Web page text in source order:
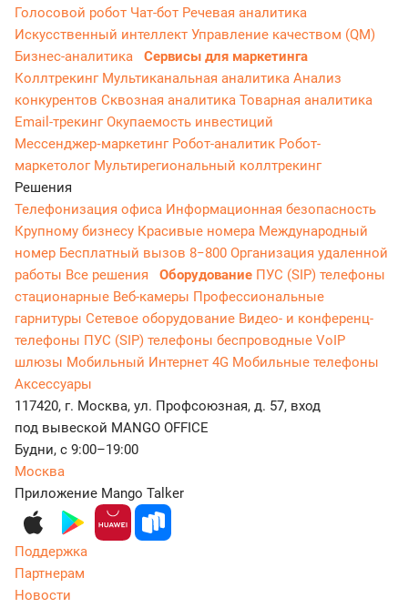
Голосовой робот Чат-бот Речевая аналитика
Искусственный интеллект Управление качеством (QM)
Бизнес-аналитика
Сервисы для маркетинга
Коллтрекинг Мультиканальная аналитика Анализ
конкурентов Сквозная аналитика Товарная аналитика
Email-трекингОкупаемость инвестиций
Мессенджер‑маркетинг Робот-аналитик Робот-
маркетолог Мультирегиональный коллтрекинг
Решения
Телефонизация офиса Информационная безопасность
Крупному бизнесу Красивые номера Международный
номер Бесплатный вызов 8−800 Организация удаленной
работы Все решения Оборудование ПУС (SIP) телефоны
стационарные Веб-камеры Профессиональные
гарнитуры Сетевое оборудование Видео- и конференц-
телефоны ПУС (SIP) телефоны беспроводные VoIP
шлюзы Мобильный Интернет 4G Мобильные телефоны
Аксессуары
117420, г. Москва, ул. Профсоюзная, д. 57, вход
под вывеской MANGO OFFICE
Будни, с 9:00–19:00
Москва
Приложение Mango Talker
Поддержка
Партнерам
Новости